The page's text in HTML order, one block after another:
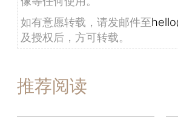
如有意愿转载，请发邮件至
及授权后，方可转载。
推荐阅读